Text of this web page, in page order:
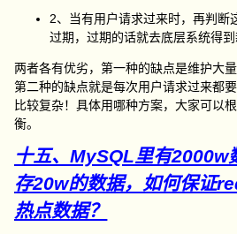
2、当有用户请求过来时，再判断
过期，过期的话就去底层系统得到
两者各有优劣，第一种的缺点是维护大
第二种的缺点就是每次用户请求过来都
比较复杂！具体用哪种方案，大家可以
衡。
十五、MySQL里有
存20w的数据，如何保证
热点数据？